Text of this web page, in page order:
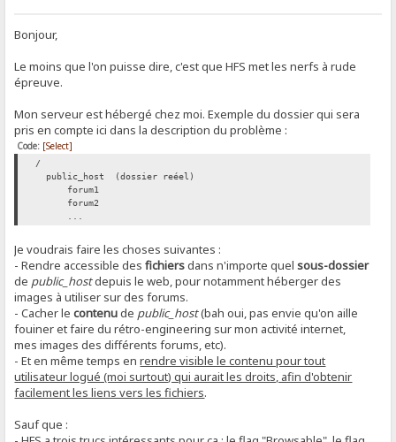
Bonjour,
Le moins que l'on puisse dire, c'est que HFS met les nerfs à rude
épreuve.
Mon serveur est hébergé chez moi. Exemple du dossier qui sera
pris en compte ici dans la description du problème :
Code: [Select]
/
public_host (dossier reéel)
forum1
forum2
Je voudrais faire les choses suivantes :
- Rendre accessible desfichiersdans n'importe quelsous-dossier
de public_hostdepuis le web, pour notamment héberger des
images à utiliser sur des forums.
- Cacher lecontenude public_host(bah oui, pas envie qu'on aille
fouiner et faire du rétro-engineering sur mon activité internet,
mes images des différents forums, etc).
- Et en même temps enrendre visible le contenu pour tout
utilisateur logué (moi surtout) qui aurait les droits, afin d'obtenir
facilement les liens vers les fichiers.
Sauf que :